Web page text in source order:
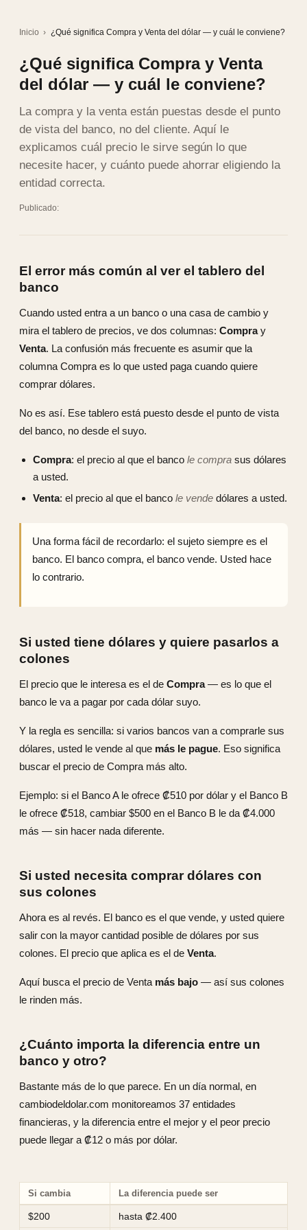
Inicio › ¿Qué significa Compra y Venta del dólar — y cuál le conviene?
¿Qué significa Compra y Venta
del dólar — y cuál le conviene?
La compra y la venta están puestas desde el punto
de vista del banco, no del cliente. Aquí le
explicamos cuál precio le sirve según lo que
necesite hacer, y cuánto puede ahorrar eligiendo la
entidad correcta.
Publicado:
El error más común al ver el tablero del
banco
Cuando usted entra a un banco o una casa de cambio y
mira el tablero de precios, ve dos columnas: Compray
Venta. La confusión más frecuente es asumir que la
columna Compra es lo que usted paga cuando quiere
comprar dólares.
No es así. Ese tablero está puesto desde el punto de vista
del banco, no desde el suyo.
Compra: el precio al que el banco le compra sus dólares
a usted.
Venta: el precio al que el banco le vende dólares a usted.
Una forma fácil de recordarlo: el sujeto siempre es el
banco. El banco compra, el banco vende. Usted hace
lo contrario.
Si usted tiene dólares y quiere pasarlos a
colones
El precio que le interesa es el de Compra— es lo que el
banco le va a pagar por cada dólar suyo.
Y la regla es sencilla: si varios bancos van a comprarle sus
dólares, usted le vende al que más le pague. Eso significa
buscar el precio de Compra más alto.
Ejemplo: si el Banco A le ofrece ₡510 por dólar y el Banco B
le ofrece ₡518, cambiar $500 en el Banco B le da ₡4.000
más — sin hacer nada diferente.
Si usted necesita comprar dólares con
sus colones
Ahora es al revés. El banco es el que vende, y usted quiere
salir con la mayor cantidad posible de dólares por sus
colones. El precio que aplica es el de Venta.
Aquí busca el precio de Venta más bajo — así sus colones
le rinden más.
¿Cuánto importa la diferencia entre un
banco y otro?
Bastante más de lo que parece. En un día normal, en
cambiodeldolar.com monitoreamos 37 entidades
financieras, y la diferencia entre el mejor y el peor precio
puede llegar a ₡12 o más por dólar.
Si cambia La diferencia puede ser
$200 hasta ₡2.400